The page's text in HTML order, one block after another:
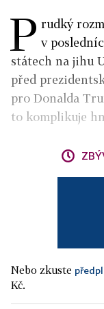
P rudký
v
státech na jihu
před
pro Donalda
to komplikuje
Nebo zkuste
Kč.